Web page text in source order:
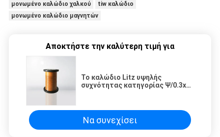
μονωμένο καλώδιο χαλκού
tiw καλώδιο
μονωμένο καλώδιο μαγνητών
Αποκτήστε την καλύτερη τιμή για
Το καλώδιο Litz υψηλής
συχνότητας κατηγορίας Ψ/0.3x7
Να συνεχίσει